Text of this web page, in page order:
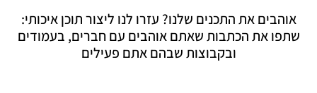
אוהבים את התכנים שלנו? עזרו לנו ליצור תוכן איכותי:
שתפו את הכתבות שאתם אוהבים עם חברים, בעמודים
ובקבוצות שבהם אתם פעילים